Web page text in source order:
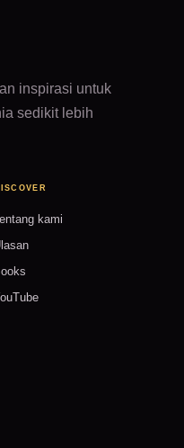
inspirasi untuk
sedikit lebih
kami